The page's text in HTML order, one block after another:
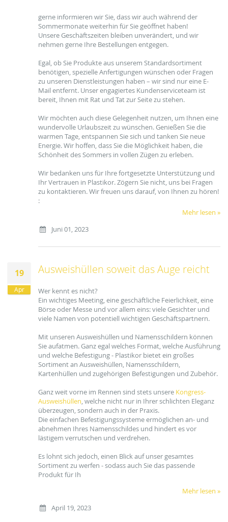
gerne informieren wir Sie, dass wir auch während der
Sommermonate weiterhin für Sie geöffnet haben!
Unsere Geschäftszeiten bleiben unverändert, und wir
nehmen gerne Ihre Bestellungen entgegen.
Egal, ob Sie Produkte aus unserem Standardsortiment
benötigen, spezielle Anfertigungen wünschen oder Fragen
zu unseren Dienstleistungen haben – wir sind nur eine E-
Mail entfernt. Unser engagiertes Kundenserviceteam ist
bereit, Ihnen mit Rat und Tat zur Seite zu stehen.
Wir möchten auch diese Gelegenheit nutzen, um Ihnen eine
wundervolle Urlaubszeit zu wünschen. Genießen Sie die
warmen Tage, entspannen Sie sich und tanken Sie neue
Energie. Wir hoffen, dass Sie die Möglichkeit haben, die
Schönheit des Sommers in vollen Zügen zu erleben.
Wir bedanken uns für Ihre fortgesetzte Unterstützung und
Ihr Vertrauen in Plastikor. Zögern Sie nicht, uns bei Fragen
zu kontaktieren. Wir freuen uns darauf, von Ihnen zu hören!
:
Mehr lesen »
Juni 01, 2023
19
Apr
Ausweishüllen soweit das Auge reicht
Wer kennt es nicht?
Ein wichtiges Meeting, eine geschäftliche Feierlichkeit, eine
Börse oder Messe und vor allem eins: viele Gesichter und
viele Namen von potentiell wichtigen Geschäftspartnern.
Mit unseren Ausweishüllen und Namensschildern können
Sie aufatmen. Ganz egal welches Format, welche Ausführung
und welche Befestigung - Plastikor bietet ein großes
Sortiment an Ausweishüllen, Namensschildern,
Kartenhüllen und zugehörigen Befestigungen und Zubehör.
Ganz weit vorne im Rennen sind stets unsere Kongress-
Ausweishüllen , welche nicht nur in Ihrer schlichten Eleganz
überzeugen, sondern auch in der Praxis.
Die einfachen Befestigungssysteme ermöglichen an- und
abnehmen Ihres Namensschildes und hindert es vor
lästigem verrutschen und verdrehen.
Es lohnt sich jedoch, einen Blick auf unser gesamtes
Sortiment zu werfen - sodass auch Sie das passende
Produkt für Ih
Mehr lesen »
April 19, 2023